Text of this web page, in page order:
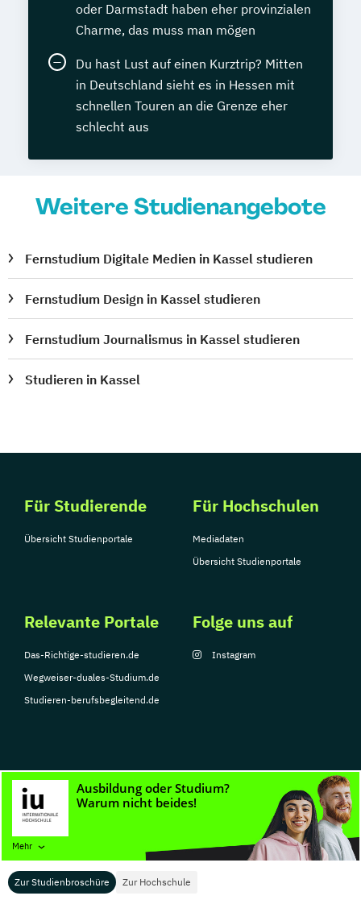
Zur Studienbroschüre Zur Hochschule
Mehr
oder Darmstadt haben eher provinzialen
Charme, das muss man mögen
Du hast Lust auf einen Kurztrip? Mitten
in Deutschland sieht es in Hessen mit
schnellen Touren an die Grenze eher
schlecht aus
Weitere Studienangebote
Fernstudium Digitale Medien in Kassel studieren
Fernstudium Design in Kassel studieren
Fernstudium Journalismus in Kassel studieren
Studieren in Kassel
Für Studierende
Übersicht Studienportale
Für Hochschulen
Mediadaten
Übersicht Studienportale
Relevante Portale
Das-Richtige-studieren.de
Wegweiser-duales-Studium.de
Studieren-berufsbegleitend.de
Folge uns auf
Instagram
© Copyright 2026, TarGroup Media GmbH
Nutzungsbedingungen